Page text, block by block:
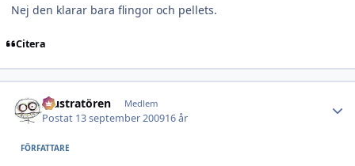
Nej den klarar bara flingor och pellets.
Citera
Illustratören Medlem
Postat 13 september 200916 år
FÖRFATTARE